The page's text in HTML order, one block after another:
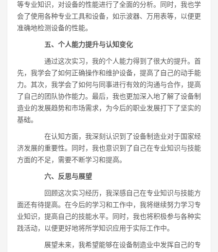
等专业知识，对设备的性能进行了全面的分析。同时，我也学
会了使用各种专业工具和设备，如示波器、万用表等，以便更
准确地检测设备的性能。
五、个人能力提升与认知变化
通过这次实习，我的个人能力得到了很大的提升。首
先，我学会了如何正确操作和维护设备，提高了自己的动手能
力。其次，我学会了如何与同事进行有效的沟通与合作，提高
了自己的团队协作能力。最后，我也更加深入地了解了设备制
造业的发展趋势和市场需求，为今后的职业发展打下了坚实的
基础。
在认知方面，我深刻认识到了设备制造业对于国家经
济发展的重要性。同时，我也意识到了自己在专业知识与技能
方面的不足，需要不断学习和提高。
六、反思与展望
回顾这次实习经历，我深感自己在专业知识与技能方
面还有待提高。在今后的学习和工作中，我将继续努力学习专
业知识，提高自己的技能水平。同时，我也将积极参与各种实
践活动，以便更好地将所学知识应用于实际工作中。
展望未来，我希望能够在设备制造业中发挥自己的专